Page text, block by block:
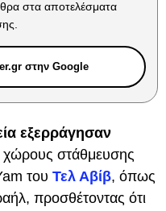
στα αποτελέσματα
στην Google
εξερράγησαν
χώρους στάθμευσης
του Τελ Αβίβ, όπως
προσθέτοντας ότι